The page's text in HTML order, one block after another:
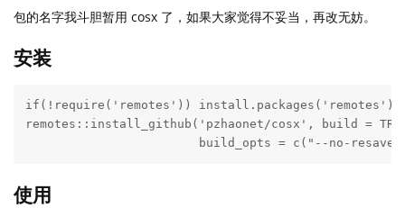
包的名字我斗胆暂用 cosx 了，如果大家觉得不妥当，再改无妨。
安装
if(!require('remotes')) install.packages('remotes')
remotes::install_github('pzhaonet/cosx', build =
build_opts = c("--no-
使用